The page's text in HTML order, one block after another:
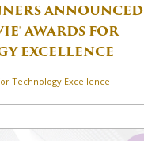
ANNOUNCED
AWARDS FOR
EXCELLENCE
Technology Excellence